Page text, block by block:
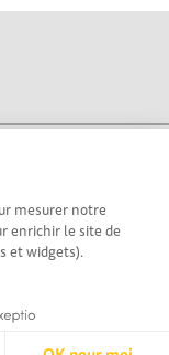
mesurer notre
enrichir le site de
et widgets).
Loire
et de
Rotonde